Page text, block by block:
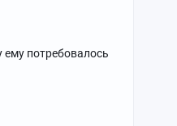
ему потребовалось